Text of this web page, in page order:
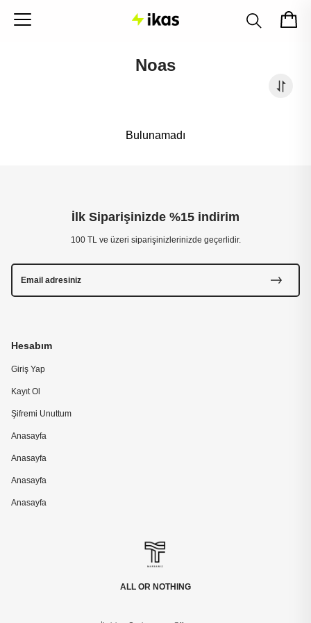
Noas
Bulunamadı
ALL OR NOTHING
Hesabım
Giriş Yap
Kayıt Ol
Şifremi Unuttum
Anasayfa
Anasayfa
Anasayfa
Anasayfa
İlk Siparişinizde %15 indirim
100 TL ve üzeri siparişinizlerinizde geçerlidir.